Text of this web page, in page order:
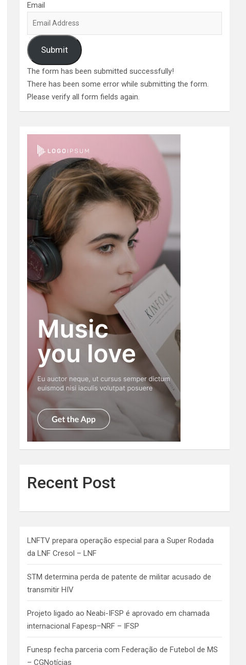
Email
Submit
The form has been submitted successfully!
There has been some error while submitting the form.
Please verify all form fields again.
Recent Post
LNFTV prepara operação especial para a Super Rodada
da LNF Cresol – LNF
STM determina perda de patente de militar acusado de
transmitir HIV
Projeto ligado ao Neabi-IFSP é aprovado em chamada
internacional Fapesp–NRF – IFSP
Funesp fecha parceria com Federação de Futebol de MS
– CGNotícias